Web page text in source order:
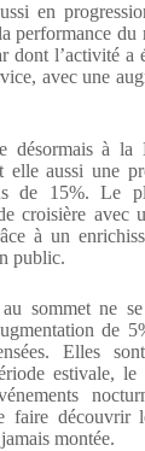
en
performance du
dont l’activité a
avec une
désormais à la
elle aussi une
de 15%. Le
croisière avec
à un
public.
sommet ne
de
Elles
estivale,
faire découvrir
montée.